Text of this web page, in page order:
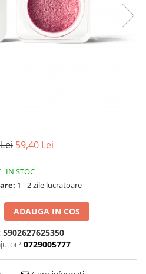
59,40 Lei
IN STOC
1 - 2 zile lucratoare
ADAUGA IN COS
5902627625350
0729005777